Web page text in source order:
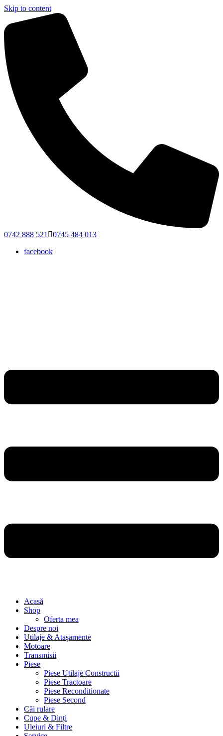
Skip to content
0742 888 521
0745 484 013
facebook
Acasă
Shop
Oferta mea
Despre noi
Utilaje & Atașamente
Motoare
Transmisii
Piese
Piese Utilaje Constructii
Piese Tractoare
Piese Reconditionate
Piese Second
Căi rulare
Cupe & Dinți
Uleiuri & Filtre